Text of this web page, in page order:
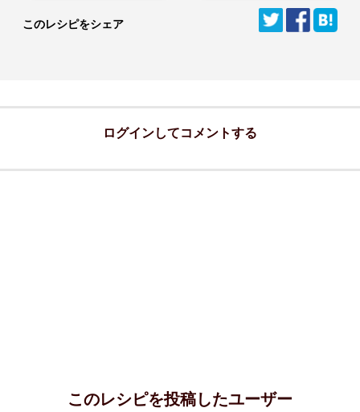
このレシピをシェア
ログインしてコメントする
このレシピを投稿したユーザー